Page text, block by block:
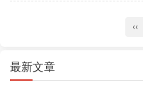
‹‹
最新文章